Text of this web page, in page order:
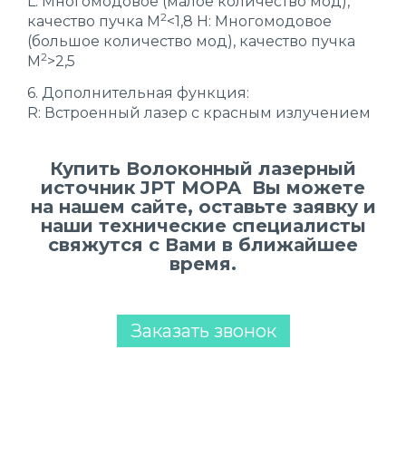
качество пучка М2<1,8 H: Многомодовое
(большое количество мод), качество пучка
М2>2,5
6. Дополнительная функция:
R: Встроенный лазер с красным излучением
Купить Волоконный лазерный
источник JPT MOPA Вы можете
на нашем сайте, оставьте заявку и
наши технические специалисты
свяжутся с Вами в ближайшее
время.
Заказать звонок